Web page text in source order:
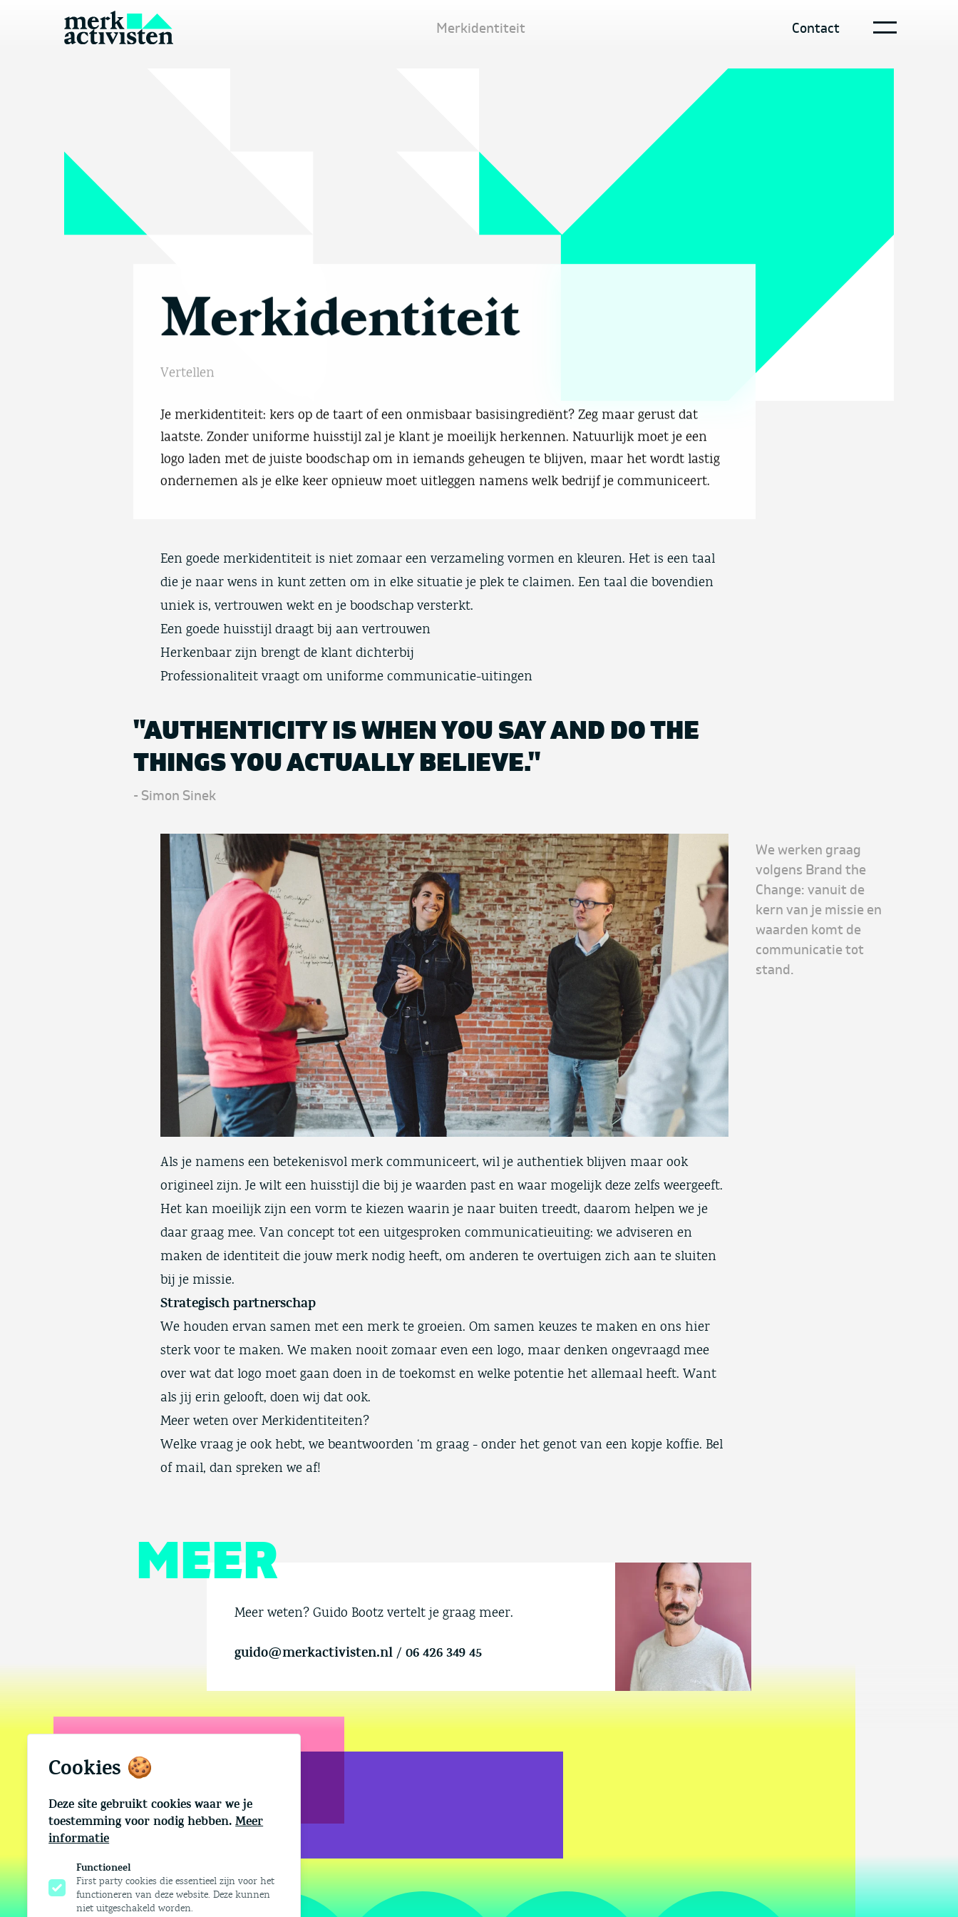
Merkidentiteit Contact
Cookies 🍪
Deze site gebruikt cookies waar we je
toestemming voor nodig hebben. Meer
informatie
Functioneel
First party cookies die essentieel zijn voor het
functioneren van deze website. Deze kunnen
niet uitgeschakeld worden.
Merkidentiteit
Vertellen
Je merkidentiteit: kers op de taart of een onmisbaar basisingrediënt? Zeg maar gerust dat
laatste. Zonder uniforme huisstijl zal je klant je moeilijk herkennen. Natuurlijk moet je een
logo laden met de juiste boodschap om in iemands geheugen te blijven, maar het wordt lastig
ondernemen als je elke keer opnieuw moet uitleggen namens welk bedrijf je communiceert.
Een goede merkidentiteit is niet zomaar een verzameling vormen en kleuren. Het is een taal
die je naar wens in kunt zetten om in elke situatie je plek te claimen. Een taal die bovendien
uniek is, vertrouwen wekt en je boodschap versterkt.
Een goede huisstijl draagt bij aan vertrouwen
Herkenbaar zijn brengt de klant dichterbij
Professionaliteit vraagt om uniforme communicatie-uitingen
"AUTHENTICITY IS WHEN YOU SAY AND DO THE
THINGS YOU ACTUALLY BELIEVE."
- Simon Sinek
We werken graag
volgens Brand the
Change: vanuit de
kern van je missie en
waarden komt de
communicatie tot
stand.
Als je namens een betekenisvol merk communiceert, wil je authentiek blijven maar ook
origineel zijn. Je wilt een huisstijl die bij je waarden past en waar mogelijk deze zelfs weergeeft.
Het kan moeilijk zijn een vorm te kiezen waarin je naar buiten treedt, daarom helpen we je
daar graag mee. Van concept tot een uitgesproken communicatieuiting: we adviseren en
maken de identiteit die jouw merk nodig heeft, om anderen te overtuigen zich aan te sluiten
bij je missie.
Strategisch partnerschap
We houden ervan samen met een merk te groeien. Om samen keuzes te maken en ons hier
sterk voor te maken. We maken nooit zomaar even een logo, maar denken ongevraagd mee
over wat dat logo moet gaan doen in de toekomst en welke potentie het allemaal heeft. Want
als jij erin gelooft, doen wij dat ook.
Meer weten over Merkidentiteiten?
Welke vraag je ook hebt, we beantwoorden ‘m graag - onder het genot van een kopje koffie. Bel
of mail, dan spreken we af!
MEER
Meer weten? Guido Bootz vertelt je graag meer.
guido@merkactivisten.nl/ 06 426 349 45